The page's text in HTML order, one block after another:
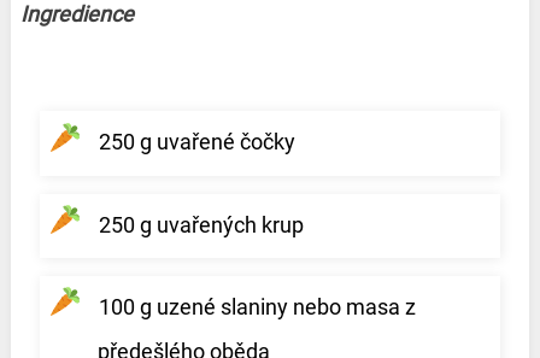
Ingredience
250 g uvařené čočky
250 g uvařených krup
100 g uzené slaniny nebo masa z
předešlého oběda